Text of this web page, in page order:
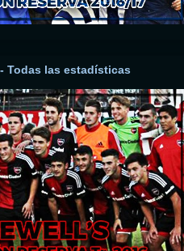
- Todas las estadísticas